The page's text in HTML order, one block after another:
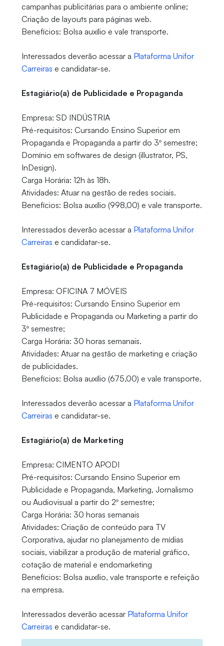
campanhas publicitárias para o ambiente online;
Criação de layouts para páginas web.
Benefícios: Bolsa auxílio e vale transporte.
Interessados deverão acessar a Plataforma Unifor
Carreiras e candidatar-se.
Estagiário(a) de Publicidade e Propaganda
Empresa: SD INDÚSTRIA
Pré-requisitos: Cursando Ensino Superior em
Propaganda e Propaganda a partir do 3º semestre;
Domínio em softwares de design (illustrator, PS,
InDesign).
Carga Horária: 12h às 18h.
Atividades: Atuar na gestão de redes sociais.
Benefícios: Bolsa auxílio (998,00) e vale transporte.
Interessados deverão acessar a Plataforma Unifor
Carreiras e candidatar-se.
Estagiário(a) de Publicidade e Propaganda
Empresa: OFICINA 7 MÓVEIS
Pré-requisitos: Cursando Ensino Superior em
Publicidade e Propaganda ou Marketing a partir do
3º semestre;
Carga Horária: 30 horas semanais.
Atividades: Atuar na gestão de marketing e criação
de publicidades.
Benefícios: Bolsa auxílio (675,00) e vale transporte.
Interessados deverão acessar a Plataforma Unifor
Carreiras e candidatar-se.
Estagiário(a) de Marketing
Empresa: CIMENTO APODI
Pré-requisitos: Cursando Ensino Superior em
Publicidade e Propaganda, Marketing, Jornalismo
ou Audiovisual a partir do 2º semestre;
Carga Horária: 30 horas semanais
Atividades: Criação de conteúdo para TV
Corporativa, ajudar no planejamento de mídias
sociais, viabilizar a produção de material gráfico,
cotação de material e endomarketing
Benefícios: Bolsa auxílio, vale transporte e refeição
na empresa.
Interessados deverão acessar Plataforma Unifor
Carreiras e candidatar-se.